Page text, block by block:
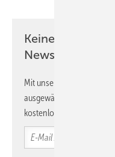
Keine Zeit?
Newsletter!
Mit unserem Newsletter
ausgewählte
kostenlos direkt ins